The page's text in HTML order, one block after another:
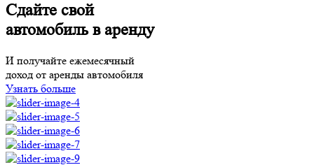
Сдайте свой
автомобиль в аренду
И получайте ежемесячный
доход от аренды автомобиля
Узнать больше